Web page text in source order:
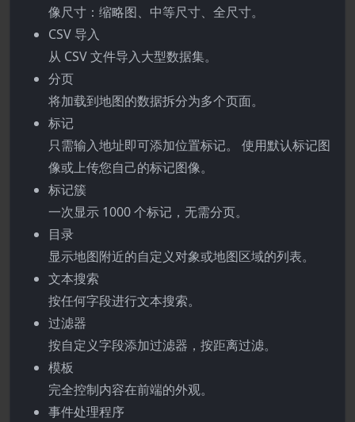
像尺寸：缩略图、中等尺寸、全尺寸。
CSV 导入
从 CSV 文件导入大型数据集。
分页
将加载到地图的数据拆分为多个页面。
标记
只需输入地址即可添加位置标记。 使用默认标记图
像或上传您自己的标记图像。
标记簇
一次显示 1000 个标记，无需分页。
目录
显示地图附近的自定义对象或地图区域的列表。
文本搜索
按任何字段进行文本搜索。
过滤器
按自定义字段添加过滤器，按距离过滤。
模板
完全控制内容在前端的外观。
事件处理程序